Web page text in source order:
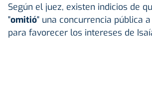
Según el juez, existen indicios de
"omitió" una concurrencia pública
para favorecer los intereses de